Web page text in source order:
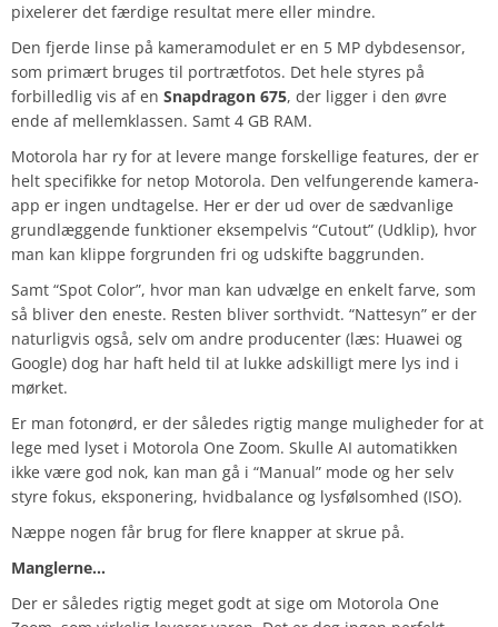
pixelerer det færdige resultat mere eller mindre.
Den fjerde linse på kameramodulet er en 5 MP dybdesensor,
som primært bruges til portrætfotos. Det hele styres på
forbilledlig vis af en Snapdragon 675, der ligger i den øvre
ende af mellemklassen. Samt 4 GB RAM.
Motorola har ry for at levere mange forskellige features, der er
helt specifikke for netop Motorola. Den velfungerende kamera-
app er ingen undtagelse. Her er der ud over de sædvanlige
grundlæggende funktioner eksempelvis “Cutout” (Udklip), hvor
man kan klippe forgrunden fri og udskifte baggrunden.
Samt “Spot Color”, hvor man kan udvælge en enkelt farve, som
så bliver den eneste. Resten bliver sorthvidt. “Nattesyn” er der
naturligvis også, selv om andre producenter (læs: Huawei og
Google) dog har haft held til at lukke adskilligt mere lys ind i
mørket.
Er man fotonørd, er der således rigtig mange muligheder for at
lege med lyset i Motorola One Zoom. Skulle AI automatikken
ikke være god nok, kan man gå i “Manual” mode og her selv
styre fokus, eksponering, hvidbalance og lysfølsomhed (ISO).
Næppe nogen får brug for flere knapper at skrue på.
Manglerne…
Der er således rigtig meget godt at sige om Motorola One